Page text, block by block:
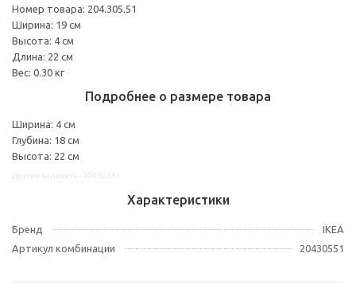
Номер товара: 204.305.51
Ширина: 19 см
Высота: 4 см
Длина: 22 см
Вес: 0.30 кг
Подробнее о размере товара
Ширина: 4 см
Глубина: 18 см
Высота: 22 см
Характеристики
Бренд
IKEA
Артикул комбинации
20430551